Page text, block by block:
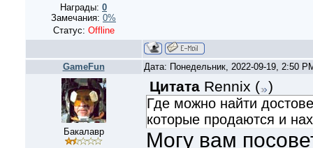
Награды: 0
Замечания: 0%
Статус: Offline
GameFun Дата: Понедельник, 2022-09-19, 2:50
Бакалавр
Цитата Rennix ( )
Где можно найти
которые продаются и
Могу вам